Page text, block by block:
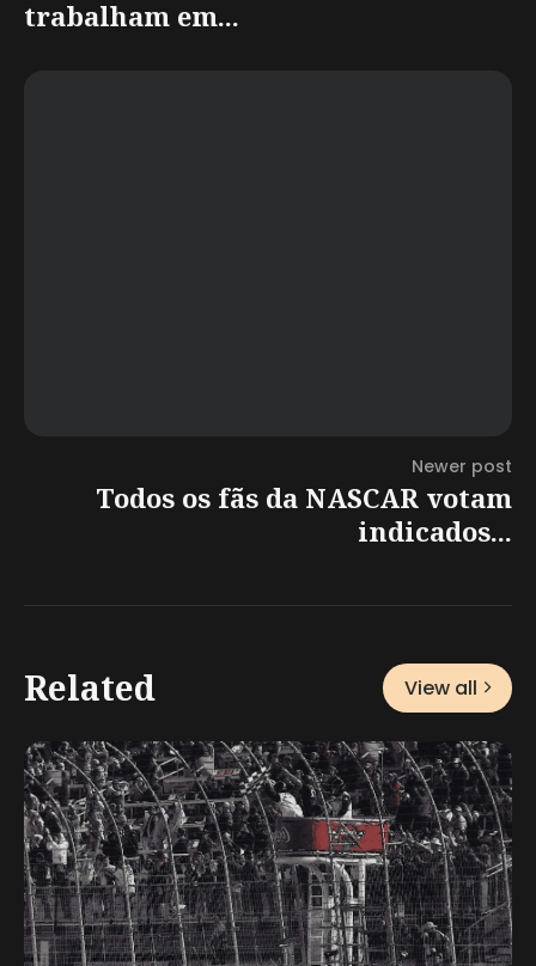
trabalham em...
Newer post
Todos os fãs da NASCAR votam
indicados...
Related View all